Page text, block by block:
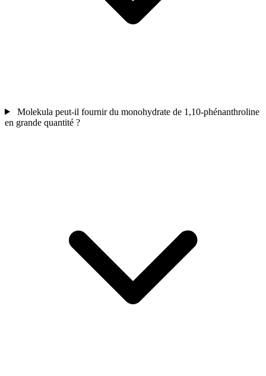
Molekula peut-il fournir du monohydrate de 1,10-phénanthroline
en grande quantité ?